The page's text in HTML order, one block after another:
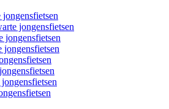
jongensfietsen
jongensfietsen
jongensfietsen
jongensfietsen